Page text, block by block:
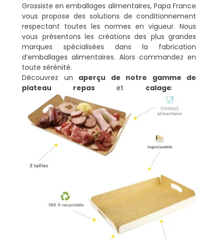
Grossiste en emballages alimentaires, Papa France
vous propose des solutions de conditionnement
respectant toutes les normes en vigueur. Nous
vous présentons les créations des plus grandes
marques spécialisées dans la fabrication
d’emballages alimentaires. Alors commandez en
toute sérénité.
Découvrez un aperçu de notre gamme de
plateau repaset calage: